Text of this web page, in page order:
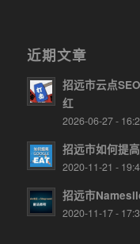
近期文章
招远市云点
红
2026-06-27 -
招远市如何提
2020-11-21 -
招远市
2020-11-17 -